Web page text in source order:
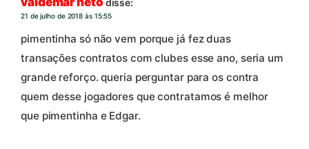
21 de julho de 2018 às 15:55
pimentinha só não vem porque já fez duas
transações contratos com clubes esse ano, seria um
grande reforço. queria perguntar para os contra
quem desse jogadores que contratamos é melhor
que pimentinha e Edgar.